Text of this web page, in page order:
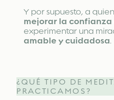
Y por supuesto, a
mejorar la confianza
experimentar una
amable y cuidadosa.
¿QUÉ TIPO DE
PRACTICAMOS?